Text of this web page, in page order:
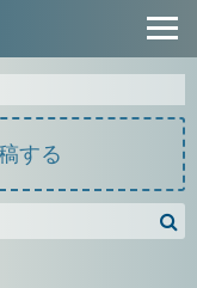
する